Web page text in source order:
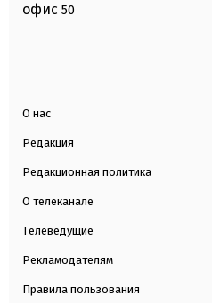
офис 50
О нас
Редакция
Редакционная политика
О телеканале
Телеведущие
Рекламодателям
Правила пользования